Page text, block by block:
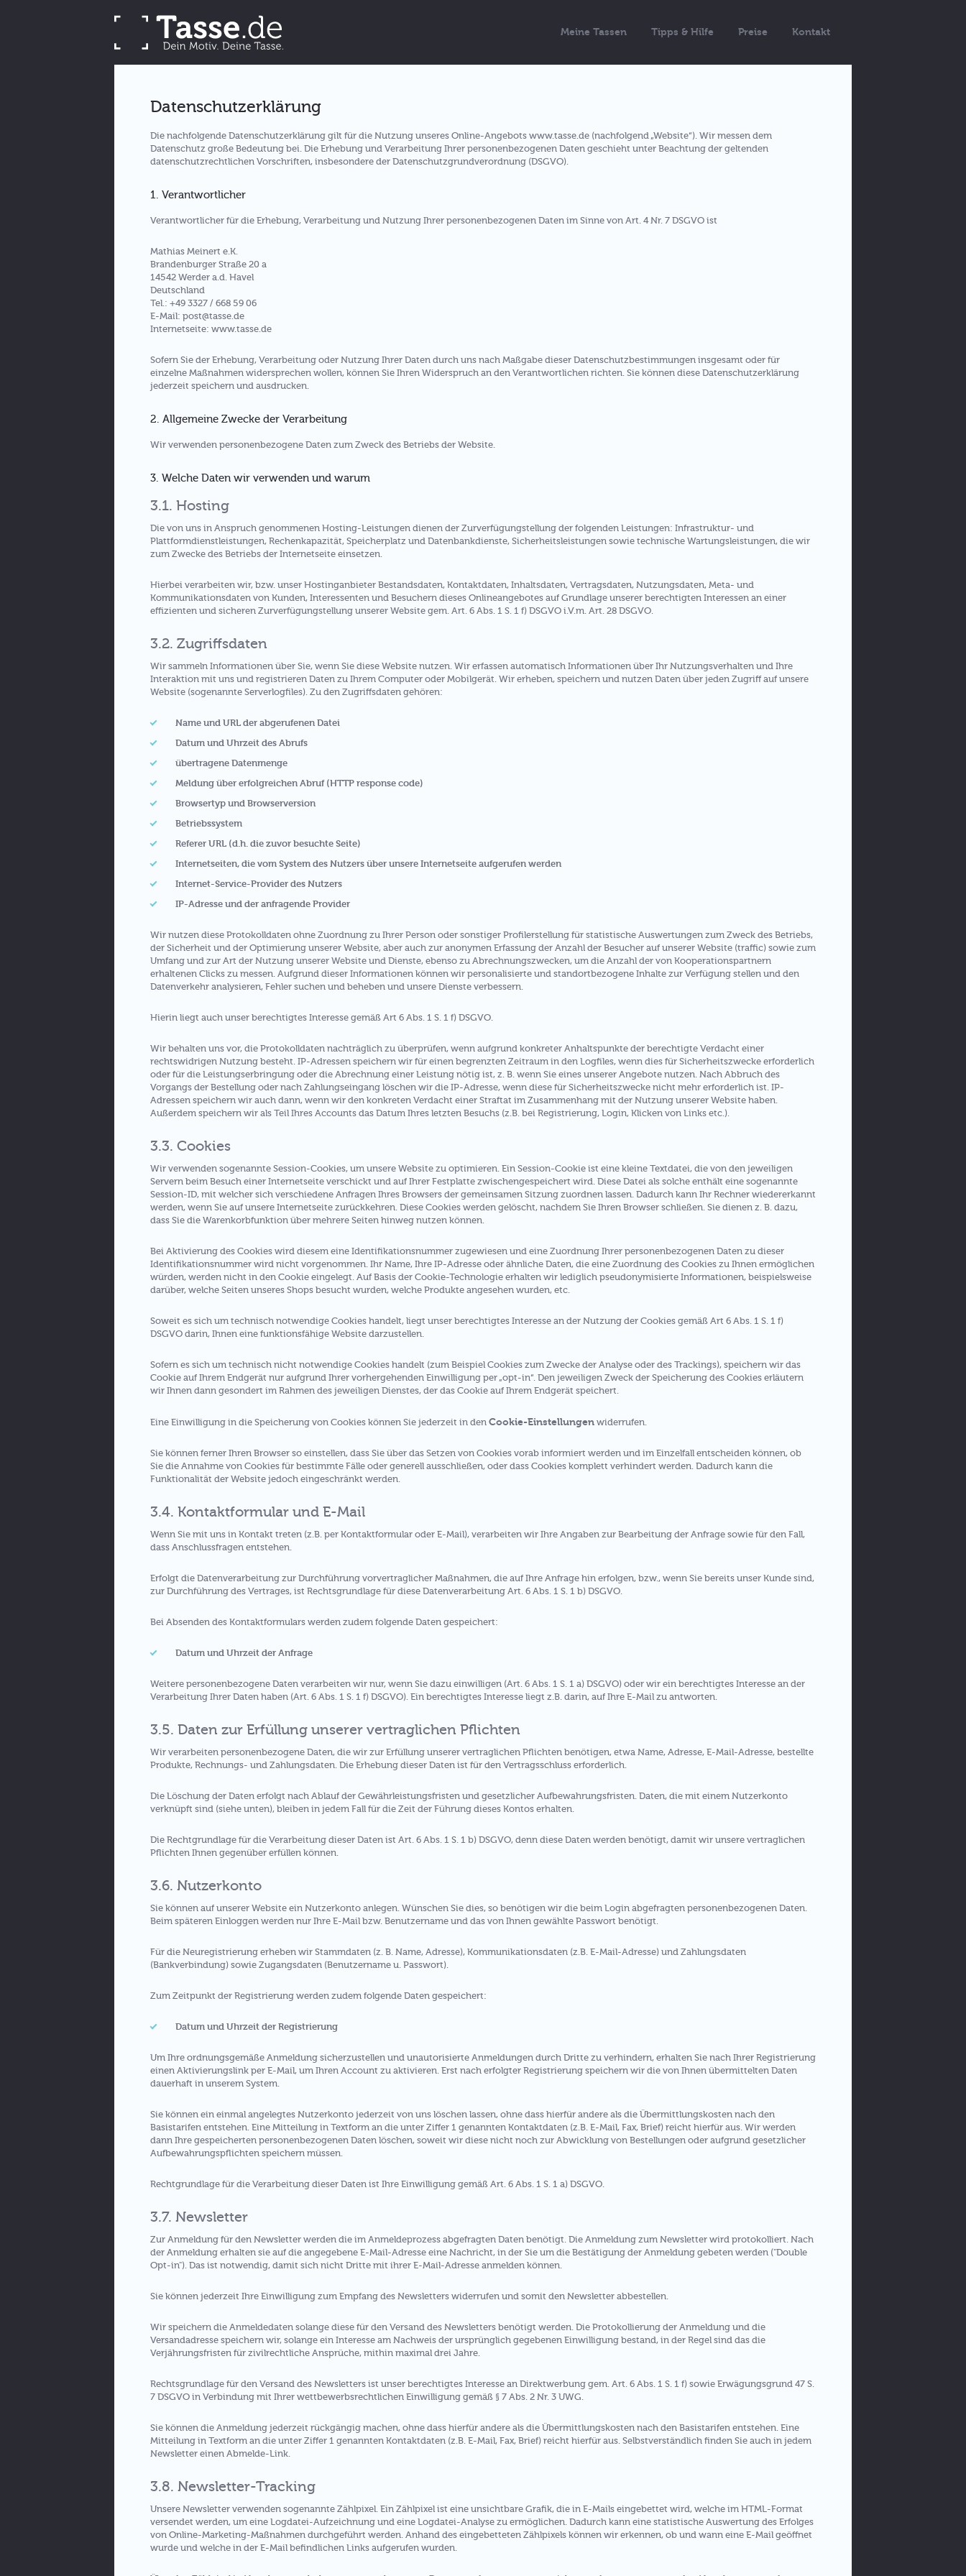
Meine Tassen Tipps & Hilfe Preise Kontakt
Datenschutzerklärung
Die nachfolgende Datenschutzerklärung gilt für die Nutzung unseres Online-Angebots www.tasse.de (nachfolgend „Website“). Wir messen dem
Datenschutz große Bedeutung bei. Die Erhebung und Verarbeitung Ihrer personenbezogenen Daten geschieht unter Beachtung der geltenden
datenschutzrechtlichen Vorschriften, insbesondere der Datenschutzgrundverordnung (DSGVO).
1. Verantwortlicher
Verantwortlicher für die Erhebung, Verarbeitung und Nutzung Ihrer personenbezogenen Daten im Sinne von Art. 4 Nr. 7 DSGVO ist
Mathias Meinert e.K.
Brandenburger Straße 20 a
14542 Werder a.d. Havel
Deutschland
Tel.: +49 3327 / 668 59 06
E-Mail: post@tasse.de
Internetseite: www.tasse.de
Sofern Sie der Erhebung, Verarbeitung oder Nutzung Ihrer Daten durch uns nach Maßgabe dieser Datenschutzbestimmungen insgesamt oder für
einzelne Maßnahmen widersprechen wollen, können Sie Ihren Widerspruch an den Verantwortlichen richten. Sie können diese Datenschutzerklärung
jederzeit speichern und ausdrucken.
2. Allgemeine Zwecke der Verarbeitung
Wir verwenden personenbezogene Daten zum Zweck des Betriebs der Website.
3. Welche Daten wir verwenden und warum
3.1. Hosting
Die von uns in Anspruch genommenen Hosting-Leistungen dienen der Zurverfügungstellung der folgenden Leistungen: Infrastruktur- und
Plattformdienstleistungen, Rechenkapazität, Speicherplatz und Datenbankdienste, Sicherheitsleistungen sowie technische Wartungsleistungen, die wir
zum Zwecke des Betriebs der Internetseite einsetzen.
Hierbei verarbeiten wir, bzw. unser Hostinganbieter Bestandsdaten, Kontaktdaten, Inhaltsdaten, Vertragsdaten, Nutzungsdaten, Meta- und
Kommunikationsdaten von Kunden, Interessenten und Besuchern dieses Onlineangebotes auf Grundlage unserer berechtigten Interessen an einer
effizienten und sicheren Zurverfügungstellung unserer Website gem. Art. 6 Abs. 1 S. 1 f) DSGVO i.V.m. Art. 28 DSGVO.
3.2. Zugriffsdaten
Wir sammeln Informationen über Sie, wenn Sie diese Website nutzen. Wir erfassen automatisch Informationen über Ihr Nutzungsverhalten und Ihre
Interaktion mit uns und registrieren Daten zu Ihrem Computer oder Mobilgerät. Wir erheben, speichern und nutzen Daten über jeden Zugriff auf unsere
Website (sogenannte Serverlogfiles). Zu den Zugriffsdaten gehören:
Name und URL der abgerufenen Datei
Datum und Uhrzeit des Abrufs
übertragene Datenmenge
Meldung über erfolgreichen Abruf (HTTP response code)
Browsertyp und Browserversion
Betriebssystem
Referer URL (d.h. die zuvor besuchte Seite)
Internetseiten, die vom System des Nutzers über unsere Internetseite aufgerufen werden
Internet-Service-Provider des Nutzers
IP-Adresse und der anfragende Provider
Wir nutzen diese Protokolldaten ohne Zuordnung zu Ihrer Person oder sonstiger Profilerstellung für statistische Auswertungen zum Zweck des Betriebs,
der Sicherheit und der Optimierung unserer Website, aber auch zur anonymen Erfassung der Anzahl der Besucher auf unserer Website (traffic) sowie zum
Umfang und zur Art der Nutzung unserer Website und Dienste, ebenso zu Abrechnungszwecken, um die Anzahl der von Kooperationspartnern
erhaltenen Clicks zu messen. Aufgrund dieser Informationen können wir personalisierte und standortbezogene Inhalte zur Verfügung stellen und den
Datenverkehr analysieren, Fehler suchen und beheben und unsere Dienste verbessern.
Hierin liegt auch unser berechtigtes Interesse gemäß Art 6 Abs. 1 S. 1 f) DSGVO.
Wir behalten uns vor, die Protokolldaten nachträglich zu überprüfen, wenn aufgrund konkreter Anhaltspunkte der berechtigte Verdacht einer
rechtswidrigen Nutzung besteht. IP-Adressen speichern wir für einen begrenzten Zeitraum in den Logfiles, wenn dies für Sicherheitszwecke erforderlich
oder für die Leistungserbringung oder die Abrechnung einer Leistung nötig ist, z. B. wenn Sie eines unserer Angebote nutzen. Nach Abbruch des
Vorgangs der Bestellung oder nach Zahlungseingang löschen wir die IP-Adresse, wenn diese für Sicherheitszwecke nicht mehr erforderlich ist. IP-
Adressen speichern wir auch dann, wenn wir den konkreten Verdacht einer Straftat im Zusammenhang mit der Nutzung unserer Website haben.
Außerdem speichern wir als Teil Ihres Accounts das Datum Ihres letzten Besuchs (z.B. bei Registrierung, Login, Klicken von Links etc.).
3.3. Cookies
Wir verwenden sogenannte Session-Cookies, um unsere Website zu optimieren. Ein Session-Cookie ist eine kleine Textdatei, die von den jeweiligen
Servern beim Besuch einer Internetseite verschickt und auf Ihrer Festplatte zwischengespeichert wird. Diese Datei als solche enthält eine sogenannte
Session-ID, mit welcher sich verschiedene Anfragen Ihres Browsers der gemeinsamen Sitzung zuordnen lassen. Dadurch kann Ihr Rechner wiedererkannt
werden, wenn Sie auf unsere Internetseite zurückkehren. Diese Cookies werden gelöscht, nachdem Sie Ihren Browser schließen. Sie dienen z. B. dazu,
dass Sie die Warenkorbfunktion über mehrere Seiten hinweg nutzen können.
Bei Aktivierung des Cookies wird diesem eine Identifikationsnummer zugewiesen und eine Zuordnung Ihrer personenbezogenen Daten zu dieser
Identifikationsnummer wird nicht vorgenommen. Ihr Name, Ihre IP-Adresse oder ähnliche Daten, die eine Zuordnung des Cookies zu Ihnen ermöglichen
würden, werden nicht in den Cookie eingelegt. Auf Basis der Cookie-Technologie erhalten wir lediglich pseudonymisierte Informationen, beispielsweise
darüber, welche Seiten unseres Shops besucht wurden, welche Produkte angesehen wurden, etc.
Soweit es sich um technisch notwendige Cookies handelt, liegt unser berechtigtes Interesse an der Nutzung der Cookies gemäß Art 6 Abs. 1 S. 1 f)
DSGVO darin, Ihnen eine funktionsfähige Website darzustellen.
Sofern es sich um technisch nicht notwendige Cookies handelt (zum Beispiel Cookies zum Zwecke der Analyse oder des Trackings), speichern wir das
Cookie auf Ihrem Endgerät nur aufgrund Ihrer vorhergehenden Einwilligung per „opt-in“. Den jeweiligen Zweck der Speicherung des Cookies erläutern
wir Ihnen dann gesondert im Rahmen des jeweiligen Dienstes, der das Cookie auf Ihrem Endgerät speichert.
Eine Einwilligung in die Speicherung von Cookies können Sie jederzeit in den Cookie-Einstellungen widerrufen.
Sie können ferner Ihren Browser so einstellen, dass Sie über das Setzen von Cookies vorab informiert werden und im Einzelfall entscheiden können, ob
Sie die Annahme von Cookies für bestimmte Fälle oder generell ausschließen, oder dass Cookies komplett verhindert werden. Dadurch kann die
Funktionalität der Website jedoch eingeschränkt werden.
3.4. Kontaktformular und E-Mail
Wenn Sie mit uns in Kontakt treten (z.B. per Kontaktformular oder E-Mail), verarbeiten wir Ihre Angaben zur Bearbeitung der Anfrage sowie für den Fall,
dass Anschlussfragen entstehen.
Erfolgt die Datenverarbeitung zur Durchführung vorvertraglicher Maßnahmen, die auf Ihre Anfrage hin erfolgen, bzw., wenn Sie bereits unser Kunde sind,
zur Durchführung des Vertrages, ist Rechtsgrundlage für diese Datenverarbeitung Art. 6 Abs. 1 S. 1 b) DSGVO.
Bei Absenden des Kontaktformulars werden zudem folgende Daten gespeichert:
Datum und Uhrzeit der Anfrage
Weitere personenbezogene Daten verarbeiten wir nur, wenn Sie dazu einwilligen (Art. 6 Abs. 1 S. 1 a) DSGVO) oder wir ein berechtigtes Interesse an der
Verarbeitung Ihrer Daten haben (Art. 6 Abs. 1 S. 1 f) DSGVO). Ein berechtigtes Interesse liegt z.B. darin, auf Ihre E-Mail zu antworten.
3.5. Daten zur Erfüllung unserer vertraglichen Pflichten
Wir verarbeiten personenbezogene Daten, die wir zur Erfüllung unserer vertraglichen Pflichten benötigen, etwa Name, Adresse, E-Mail-Adresse, bestellte
Produkte, Rechnungs- und Zahlungsdaten. Die Erhebung dieser Daten ist für den Vertragsschluss erforderlich.
Die Löschung der Daten erfolgt nach Ablauf der Gewährleistungsfristen und gesetzlicher Aufbewahrungsfristen. Daten, die mit einem Nutzerkonto
verknüpft sind (siehe unten), bleiben in jedem Fall für die Zeit der Führung dieses Kontos erhalten.
Die Rechtgrundlage für die Verarbeitung dieser Daten ist Art. 6 Abs. 1 S. 1 b) DSGVO, denn diese Daten werden benötigt, damit wir unsere vertraglichen
Pflichten Ihnen gegenüber erfüllen können.
3.6. Nutzerkonto
Sie können auf unserer Website ein Nutzerkonto anlegen. Wünschen Sie dies, so benötigen wir die beim Login abgefragten personenbezogenen Daten.
Beim späteren Einloggen werden nur Ihre E-Mail bzw. Benutzername und das von Ihnen gewählte Passwort benötigt.
Für die Neuregistrierung erheben wir Stammdaten (z. B. Name, Adresse), Kommunikationsdaten (z.B. E-Mail-Adresse) und Zahlungsdaten
(Bankverbindung) sowie Zugangsdaten (Benutzername u. Passwort).
Zum Zeitpunkt der Registrierung werden zudem folgende Daten gespeichert:
Datum und Uhrzeit der Registrierung
Um Ihre ordnungsgemäße Anmeldung sicherzustellen und unautorisierte Anmeldungen durch Dritte zu verhindern, erhalten Sie nach Ihrer Registrierung
einen Aktivierungslink per E-Mail, um Ihren Account zu aktivieren. Erst nach erfolgter Registrierung speichern wir die von Ihnen übermittelten Daten
dauerhaft in unserem System.
Sie können ein einmal angelegtes Nutzerkonto jederzeit von uns löschen lassen, ohne dass hierfür andere als die Übermittlungskosten nach den
Basistarifen entstehen. Eine Mitteilung in Textform an die unter Ziffer 1 genannten Kontaktdaten (z.B. E-Mail, Fax, Brief) reicht hierfür aus. Wir werden
dann Ihre gespeicherten personenbezogenen Daten löschen, soweit wir diese nicht noch zur Abwicklung von Bestellungen oder aufgrund gesetzlicher
Aufbewahrungspflichten speichern müssen.
Rechtgrundlage für die Verarbeitung dieser Daten ist Ihre Einwilligung gemäß Art. 6 Abs. 1 S. 1 a) DSGVO.
3.7. Newsletter
Zur Anmeldung für den Newsletter werden die im Anmeldeprozess abgefragten Daten benötigt. Die Anmeldung zum Newsletter wird protokolliert. Nach
der Anmeldung erhalten sie auf die angegebene E-Mail-Adresse eine Nachricht, in der Sie um die Bestätigung der Anmeldung gebeten werden ("Double
Opt-in"). Das ist notwendig, damit sich nicht Dritte mit ihrer E-Mail-Adresse anmelden können.
Sie können jederzeit Ihre Einwilligung zum Empfang des Newsletters widerrufen und somit den Newsletter abbestellen.
Wir speichern die Anmeldedaten solange diese für den Versand des Newsletters benötigt werden. Die Protokollierung der Anmeldung und die
Versandadresse speichern wir, solange ein Interesse am Nachweis der ursprünglich gegebenen Einwilligung bestand, in der Regel sind das die
Verjährungsfristen für zivilrechtliche Ansprüche, mithin maximal drei Jahre.
Rechtsgrundlage für den Versand des Newsletters ist unser berechtigtes Interesse an Direktwerbung gem. Art. 6 Abs. 1 S. 1 f) sowie Erwägungsgrund 47 S.
7 DSGVO in Verbindung mit Ihrer wettbewerbsrechtlichen Einwilligung gemäß § 7 Abs. 2 Nr. 3 UWG.
Sie können die Anmeldung jederzeit rückgängig machen, ohne dass hierfür andere als die Übermittlungskosten nach den Basistarifen entstehen. Eine
Mitteilung in Textform an die unter Ziffer 1 genannten Kontaktdaten (z.B. E-Mail, Fax, Brief) reicht hierfür aus. Selbstverständlich finden Sie auch in jedem
Newsletter einen Abmelde-Link.
3.8. Newsletter-Tracking
Unsere Newsletter verwenden sogenannte Zählpixel. Ein Zählpixel ist eine unsichtbare Grafik, die in E-Mails eingebettet wird, welche im HTML-Format
versendet werden, um eine Logdatei-Aufzeichnung und eine Logdatei-Analyse zu ermöglichen. Dadurch kann eine statistische Auswertung des Erfolges
von Online-Marketing-Maßnahmen durchgeführt werden. Anhand des eingebetteten Zählpixels können wir erkennen, ob und wann eine E-Mail geöffnet
wurde und welche in der E-Mail befindlichen Links aufgerufen wurden.